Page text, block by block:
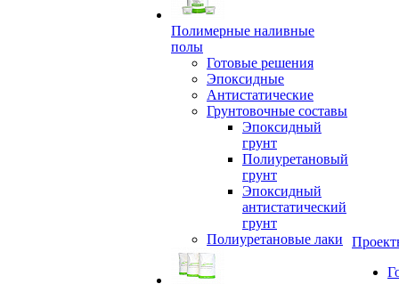
Полимерные наливные
полы
Готовые решения
Эпоксидные
Антистатические
Грунтовочные составы
Эпоксидный
грунт
Полиуретановый
грунт
Эпоксидный
антистатический
грунт
Полиуретановые лаки